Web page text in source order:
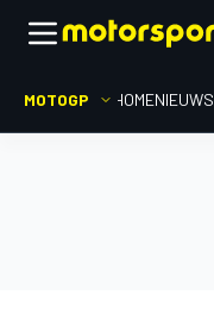
MOTOGP HOMENIEUWS